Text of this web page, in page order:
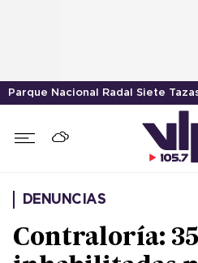
Parque Nacional Radal Siete
DENUNCIAS
Contraloría: